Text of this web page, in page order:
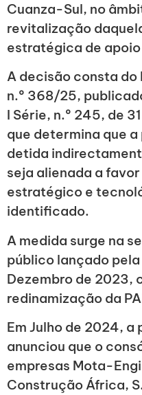
Cuanza-Sul, no
revitalização
estratégica de
A decisão consta do
n.º 368/25,
I Série, n.º 245, de
que determina que
detida
seja alienada a
estratégico e
identificado.
A medida surge na
público lançado pela
Dezembro de 2023,
redinamização da
Em Julho de 2024,
anunciou que o
empresas Mota-
Construção África,